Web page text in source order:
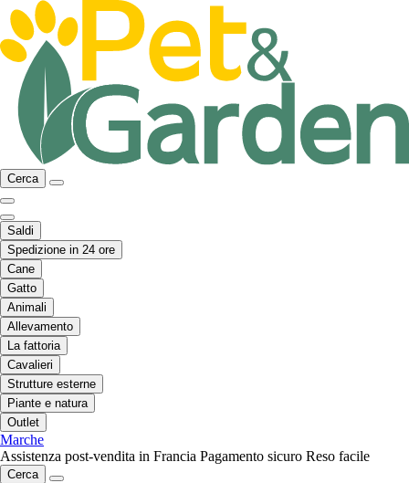
Cerca
Saldi
Spedizione in 24 ore
Cane
Gatto
Animali
Allevamento
La fattoria
Cavalieri
Strutture esterne
Piante e natura
Outlet
Marche
Assistenza post-vendita in Francia Pagamento sicuro Reso facile
Cerca